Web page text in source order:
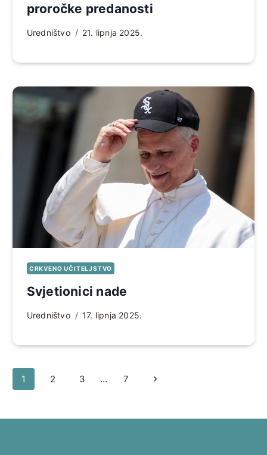
proročke predanosti
Uredništvo 21. lipnja 2025.
CRKVENO UČITELJSTVO
Svjetionici nade
Uredništvo 17. lipnja 2025.
Page
navigation
1 2 3 … 7
Sljedeća